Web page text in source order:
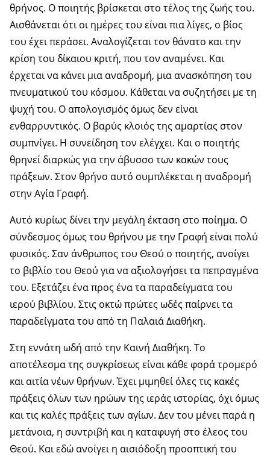
θρήνος. Ο ποιητής βρίσκεται στο τέλος της ζωής του.
Αισθάνεται ότι οι ημέρες του είναι πια λίγες, ο βίος
του έχει περάσει. Αναλογίζεται τον θάνατο και την
κρίση του δίκαιου κριτή, που τον αναμένει. Και
έρχεται να κάνει μια αναδρομή, μια ανασκόπηση του
πνευματικού του κόσμου. Κάθεται να συζητήσει με τη
ψυχή του. Ο απολογισμός όμως δεν είναι
ενθαρρυντικός. Ο βαρύς κλοιός της αμαρτίας στον
συμπνίγει. Η συνείδηση τον ελέγχει. Και ο ποιητής
θρηνεί διαρκώς για την άβυσσο των κακών τους
πράξεων. Στον θρήνο αυτό συμπλέκεται η αναδρομή
στην Αγία Γραφή.
Αυτό κυρίως δίνει την μεγάλη έκταση στο ποίημα. Ο
σύνδεσμος όμως του θρήνου με την Γραφή είναι πολύ
φυσικός. Σαν άνθρωπος του Θεού ο ποιητής, ανοίγει
το βιβλίο του Θεού για να αξιολογήσει τα πεπραγμένα
του. Εξετάζει ένα προς ένα τα παραδείγματα του
ιερού βιβλίου. Στις οκτώ πρώτες ωδές παίρνει τα
παραδείγματα του από τη Παλαιά Διαθήκη.
Στη εννάτη ωδή από την Καινή Διαθήκη. Το
αποτέλεσμα της συγκρίσεως είναι κάθε φορά τρομερό
και αιτία νέων θρήνων. Έχει μιμηθεί όλες τις κακές
πράξεις όλων των ηρώων της ιεράς ιστορίας, όχι όμως
και τις καλές πράξεις των αγίων. Δεν του μένει παρά η
μετάνοια, η συντριβή και η καταφυγή στο έλεος του
Θεού. Και εδώ ανοίγει η αισιόδοξη προοπτική του